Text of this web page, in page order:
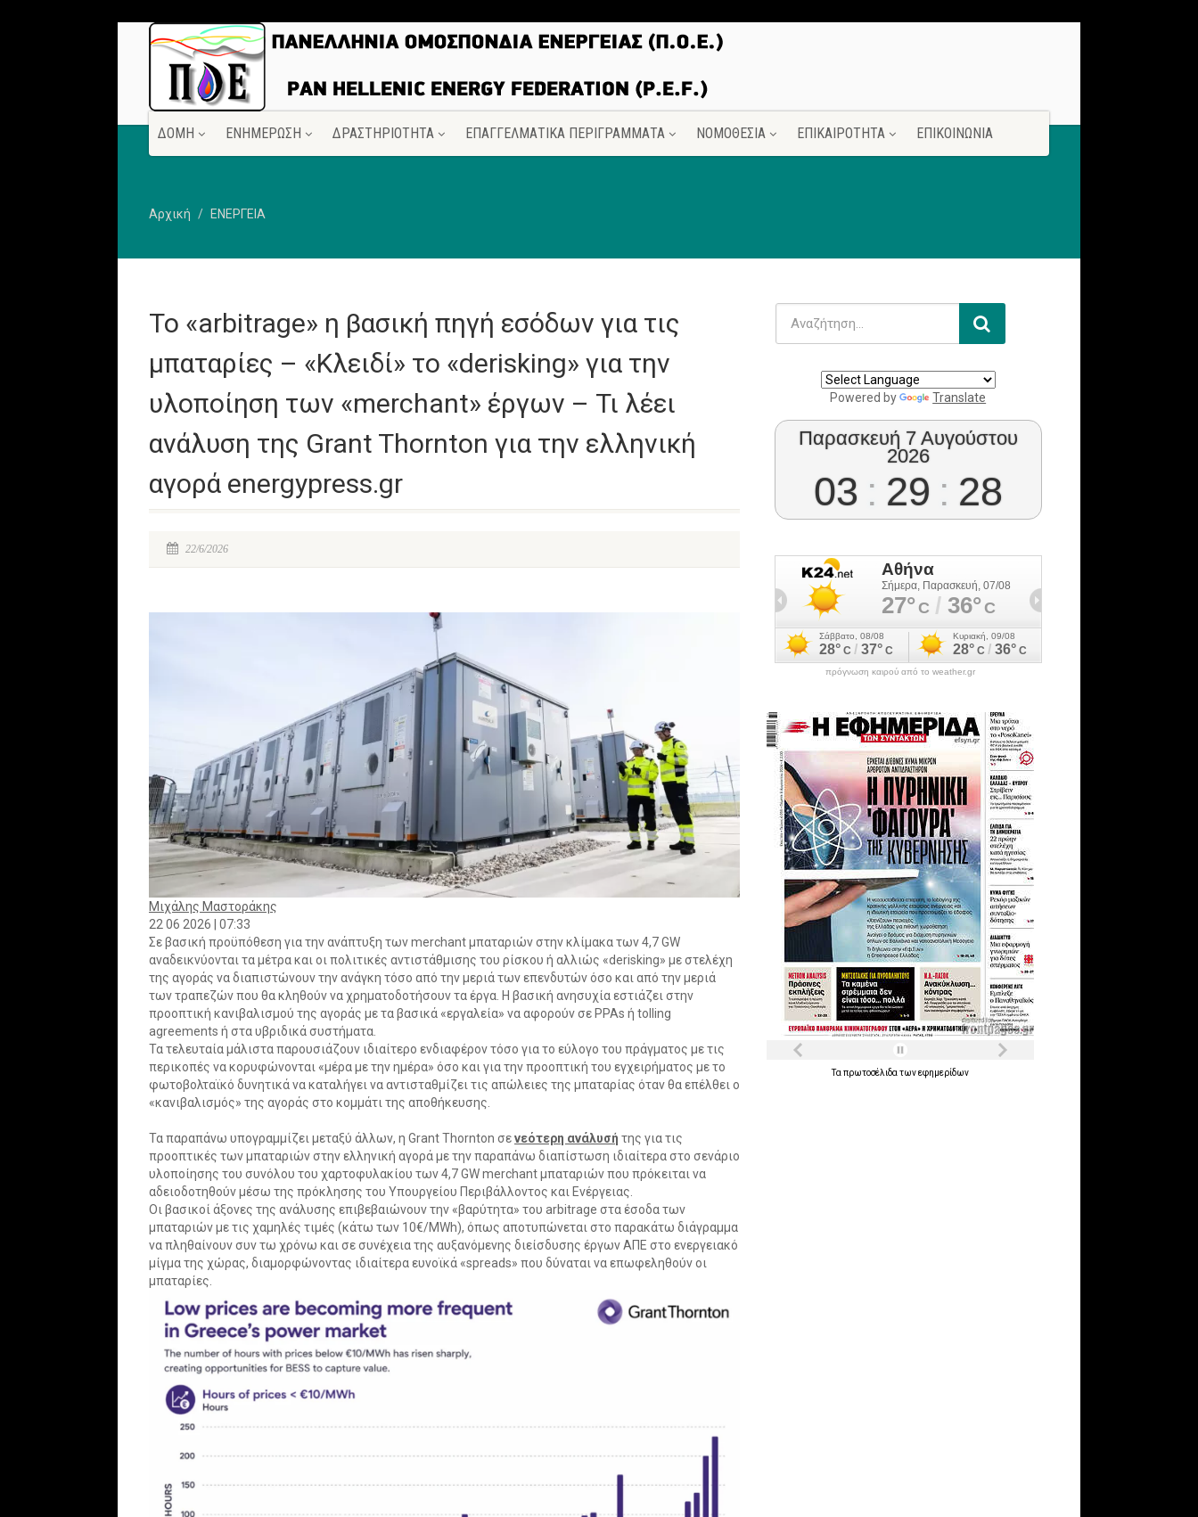
ΔΟΜΗ ΕΝΗΜΕΡΩΣΗ ΔΡΑΣΤΗΡΙΟΤΗΤΑ ΕΠΑΓΓΕΛΜΑΤΙΚΑ ΠΕΡΙΓΡΑΜΜΑΤΑ ΝΟΜΟΘΕΣΙΑ ΕΠΙΚΑΙΡΟΤΗΤΑ ΕΠΙΚΟΙΝΩΝΙΑ
Αρχική ΕΝΕΡΓΕΙΑ
Το «arbitrage» η βασική πηγή εσόδων για τις
μπαταρίες – «Κλειδί» το «derisking» για την
υλοποίηση των «merchant» έργων – Τι λέει
ανάλυση της Grant Thornton για την ελληνική
αγορά energypress.gr
22/6/2026
Μιχάλης Μαστοράκης
22 06 2026 | 07:33
Σε βασική προϋπόθεση για την ανάπτυξη των merchant μπαταριών στην κλίμακα των 4,7 GW
αναδεικνύονται τα μέτρα και οι πολιτικές αντιστάθμισης του ρίσκου ή αλλιώς «derisking» με στελέχη
της αγοράς να διαπιστώνουν την ανάγκη τόσο από την μεριά των επενδυτών όσο και από την μεριά
των τραπεζών που θα κληθούν να χρηματοδοτήσουν τα έργα. Η βασική ανησυχία εστιάζει στην
προοπτική κανιβαλισμού της αγοράς με τα βασικά «εργαλεία» να αφορούν σε PPAs ή tolling
agreements ή στα υβριδικά συστήματα.
Τα τελευταία μάλιστα παρουσιάζουν ιδιαίτερο ενδιαφέρον τόσο για το εύλογο του πράγματος με τις
περικοπές να κορυφώνονται «μέρα με την ημέρα» όσο και για την προοπτική του εγχειρήματος με το
φωτοβολταϊκό δυνητικά να καταλήγει να αντισταθμίζει τις απώλειες της μπαταρίας όταν θα επέλθει ο
«κανιβαλισμός» της αγοράς στο κομμάτι της αποθήκευσης.
Τα παραπάνω υπογραμμίζει μεταξύ άλλων, η Grant Thornton σενεότερη ανάλυσή της για τις
προοπτικές των μπαταριών στην ελληνική αγορά με την παραπάνω διαπίστωση ιδιαίτερα στο σενάριο
υλοποίησης του συνόλου του χαρτοφυλακίου των 4,7 GW merchant μπαταριών που πρόκειται να
αδειοδοτηθούν μέσω της πρόκλησης του Υπουργείου Περιβάλλοντος και Ενέργειας.
Οι βασικοί άξονες της ανάλυσης επιβεβαιώνουν την «βαρύτητα» του arbitrage στα έσοδα των
μπαταριών με τις χαμηλές τιμές (κάτω των 10€/MWh), όπως αποτυπώνεται στο παρακάτω διάγραμμα
να πληθαίνουν συν τω χρόνω και σε συνέχεια της αυξανόμενης διείσδυσης έργων ΑΠΕ στο ενεργειακό
μίγμα της χώρας, διαμορφώνοντας ιδιαίτερα ευνοϊκά «spreads» που δύναται να επωφεληθούν οι
μπαταρίες.
Powered by Translate
Παρασκευή 7 Αυγούστου
2026
03 : 29 : 29
πρόγνωση καιρού από το weather.gr
Ταπρωτοσέλιδατωνεφημερίδων